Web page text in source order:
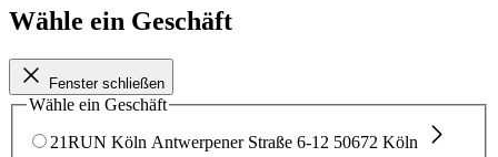
Wähle ein Geschäft
Fenster schließen
Wähle ein Geschäft
21RUN Köln Antwerpener Straße 6-12 50672 Köln